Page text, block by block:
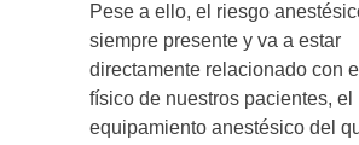
Pese a ello, el riesgo
siempre presente y va a estar
directamente relacionado con
físico de nuestros pacientes, el
equipamiento anestésico del